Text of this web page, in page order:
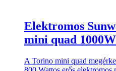
Elektromos
mini quad
A Torino mini quad